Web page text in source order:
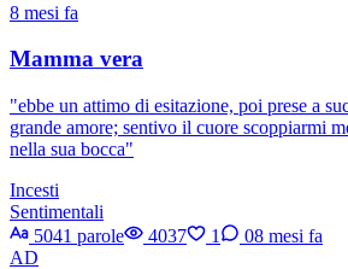
8 mesi fa
Mamma vera
"ebbe un attimo di esitazione, poi prese a
grande amore; sentivo il cuore scoppiarmi
nella sua bocca"
Incesti
Sentimentali
5041 parole
4037 1 08 mesi fa
AD